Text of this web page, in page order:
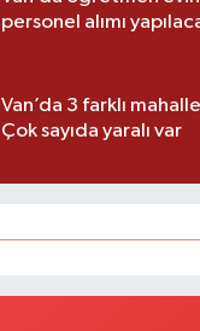
personel alımı
Van’da 3 farklı
Çok sayıda yaralı var